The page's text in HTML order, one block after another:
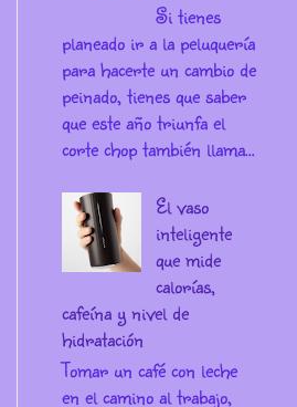
Si tienes
planeado ir a la peluquería
para hacerte un cambio de
peinado, tienes que saber
que este año triunfa el
corte chop también llama...
El vaso
inteligente
que mide
calorías,
cafeína y nivel de
hidratación
Tomar un café con leche
en el camino al trabajo,